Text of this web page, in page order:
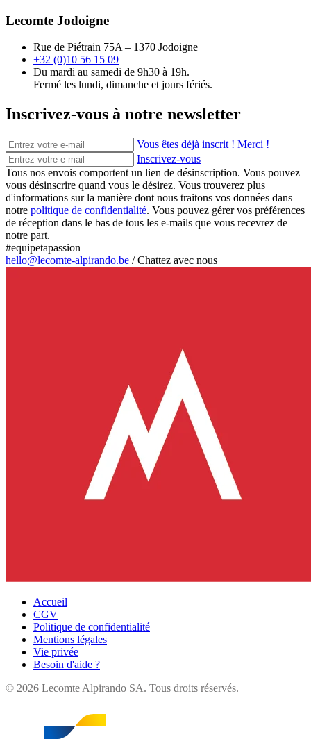
Lecomte Jodoigne
Rue de Piétrain 75A – 1370 Jodoigne
+32 (0)10 56 15 09
Du mardi au samedi de 9h30 à 19h.
Fermé les lundi, dimanche et jours fériés.
Inscrivez-vous à notre newsletter
Vous êtes déjà inscrit ! Merci !
Inscrivez-vous
Tous nos envois comportent un lien de désinscription. Vous pouvez
vous désinscrire quand vous le désirez. Vous trouverez plus
d'informations sur la manière dont nous traitons vos données dans
notre politique de confidentialité. Vous pouvez gérer vos préférences
de réception dans le bas de tous les e-mails que vous recevrez de
notre part.
#equipetapassion
hello@lecomte-alpirando.be /Chattez avec nous
Accueil
CGV
Politique de confidentialité
Mentions légales
Vie privée
Besoin d'aide ?
© 2026 Lecomte Alpirando SA. Tous droits réservés.